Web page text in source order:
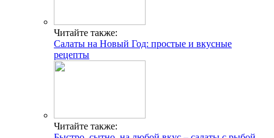
Читайте также:
Салаты на Новый Год: простые и вкусные
рецепты
Читайте также: